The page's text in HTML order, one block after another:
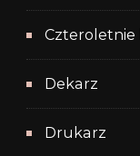
Czteroletnie
Dekarz
Drukarz